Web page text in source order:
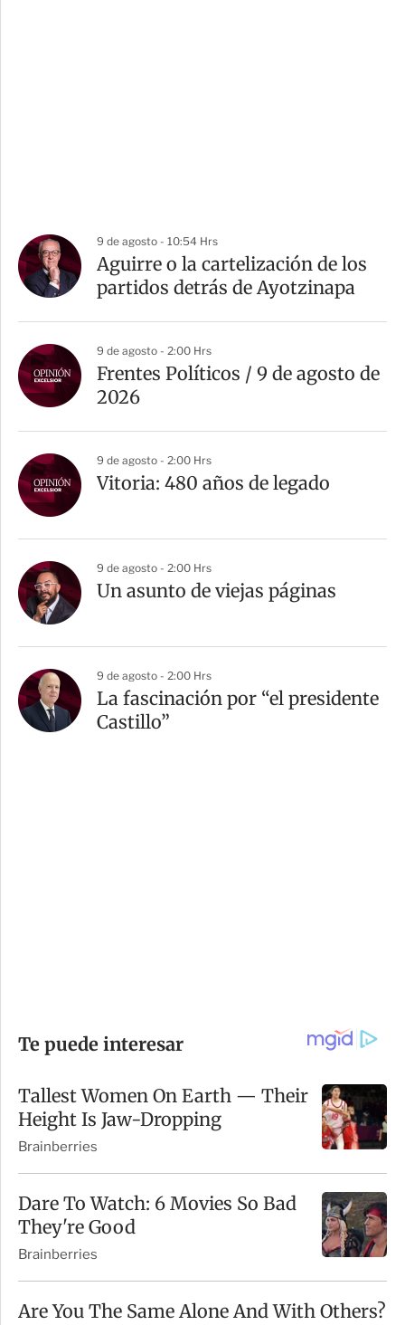
9 de agosto - 10:54 Hrs
Aguirre o la cartelización de los
partidos detrás de Ayotzinapa
9 de agosto - 2:00 Hrs
Frentes Políticos / 9 de agosto de
2026
9 de agosto - 2:00 Hrs
Vitoria: 480 años de legado
9 de agosto - 2:00 Hrs
Un asunto de viejas páginas
9 de agosto - 2:00 Hrs
La fascinación por “el presidente
Castillo”